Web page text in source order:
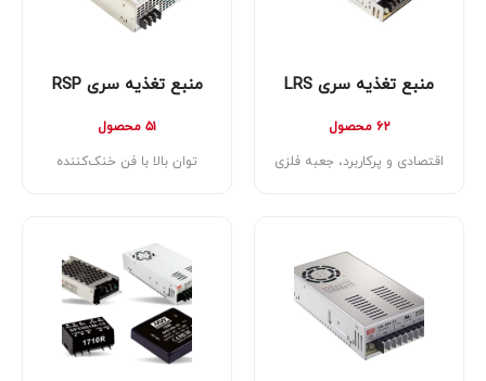
منبع تغذیه سری LRS
۶۲ محصول
اقتصادی و پرکاربرد، جعبه فلزی
منبع تغذیه سری RSP
۵۱ محصول
توان بالا با فن خنک‌کننده